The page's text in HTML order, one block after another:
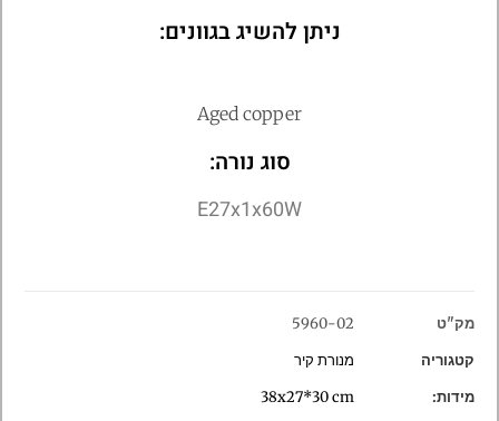
ניתן להשיג בגוונים:
Aged copper
סוג נורה:
E27x1x60W
מק"ט
5960-02
קטגוריה
מנורת קיר
מידות:
38x27*30 cm